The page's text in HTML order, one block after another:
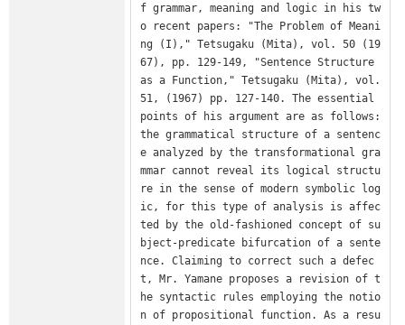
f grammar, meaning and logic in his tw
o recent papers: "The Problem of Meani
ng (I)," Tetsugaku (Mita), vol. 50 (19
67), pp. 129-149, "Sentence Structure
as a Function," Tetsugaku (Mita), vol.
51, (1967) pp. 127-140. The essential
points of his argument are as follows:
the grammatical structure of a sentenc
e analyzed by the transformational gra
mmar cannot reveal its logical structu
re in the sense of modern symbolic log
ic, for this type of analysis is affec
ted by the old-fashioned concept of su
bject-predicate bifurcation of a sente
nce. Claiming to correct such a defec
t, Mr. Yamane proposes a revision of t
he syntactic rules employing the notio
n of propositional function. As a resu